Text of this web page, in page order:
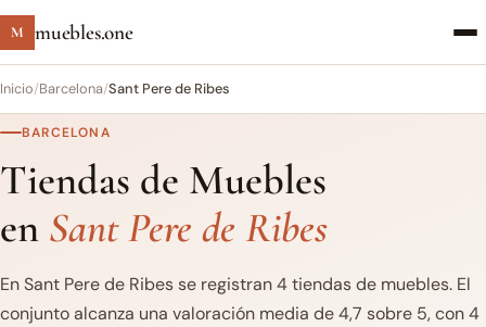
M muebles.one
Inicio/Barcelona/Sant Pere de Ribes
BARCELONA
Tiendas de Muebles
en Sant Pere de Ribes
En Sant Pere de Ribes se registran 4 tiendas de muebles. El
conjunto alcanza una valoración media de 4,7 sobre 5, con 4